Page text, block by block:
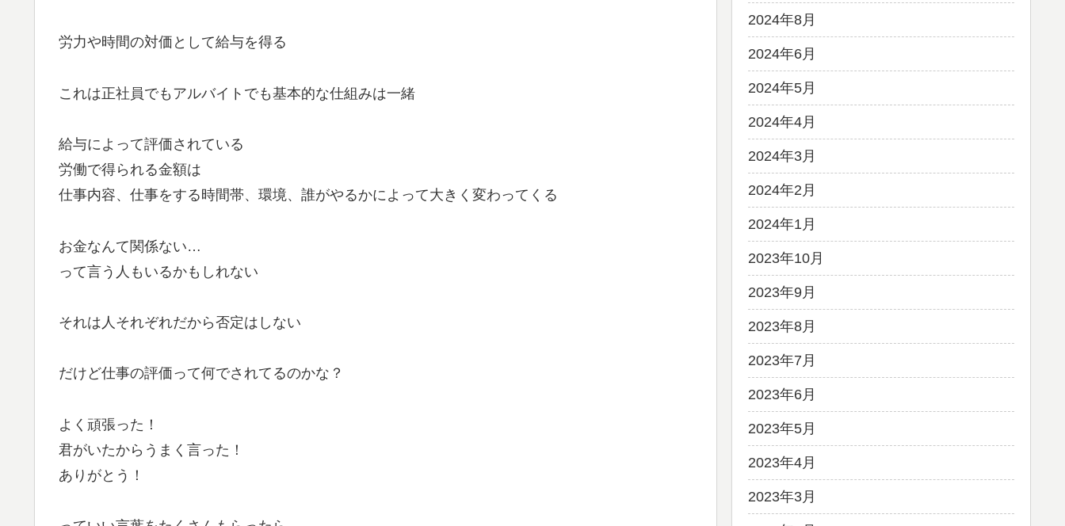
労力や時間の対価として給与を得る
これは正社員でもアルバイトでも基本的な仕組みは一緒
給与によって評価されている
労働で得られる金額は
仕事内容、仕事をする時間帯、環境、誰がやるかによって大きく変わってくる
お金なんて関係ない…
って言う人もいるかもしれない
それは人それぞれだから否定はしない
だけど仕事の評価って何でされてるのかな？
よく頑張った！
君がいたからうまく言った！
ありがとう！
2024年8月
2024年6月
2024年5月
2024年4月
2024年3月
2024年2月
2024年1月
2023年10月
2023年9月
2023年8月
2023年7月
2023年6月
2023年5月
2023年4月
2023年3月